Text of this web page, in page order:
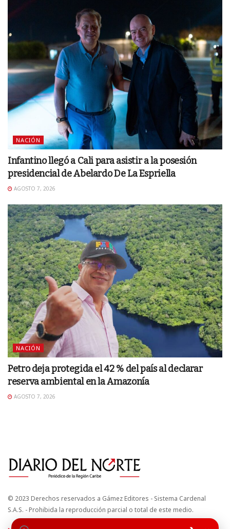
NACIÓN
Infantino llegó a Cali para asistir a la posesión
presidencial de Abelardo De La Espriella
AGOSTO 7, 2026
NACIÓN
Petro deja protegida el 42 % del país al declarar
reserva ambiental en la Amazonía
AGOSTO 7, 2026
© 2023 Derechos reservados a Gámez Editores - Sistema Cardenal
S.A.S. - Prohibida la reproducción parcial o total de este medio.